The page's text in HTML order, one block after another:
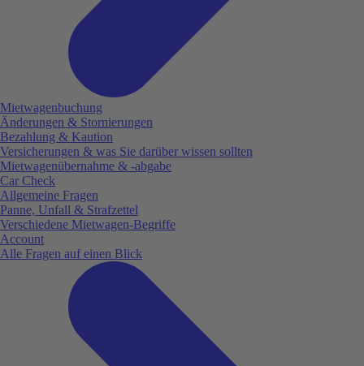
Mietwagenbuchung
Änderungen & Stornierungen
Bezahlung & Kaution
Versicherungen & was Sie darüber wissen sollten
Mietwagenübernahme & -abgabe
Car Check
Allgemeine Fragen
Panne, Unfall & Strafzettel
Verschiedene Mietwagen-Begriffe
Account
Alle Fragen auf einen Blick